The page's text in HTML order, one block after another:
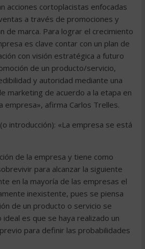
acciones cortoplacistas enfocadas
a través de promociones y
de marca. Para lograr el crecimiento
es clave contar con un plan de
con visión estratégica a futuro
de un producto/servicio,
y autoridad mediante una
marketing de acuerdo a la etapa en
empresa», afirma Carlos Trelles.
introducción): «La empresa se está
de la empresa y tiene como
para alcanzar la siguiente
en la mayoría de las empresas el
inexistente, pues se piensa
de un producto o servicio se
es que se haya realizado un
para definir las probabilidades